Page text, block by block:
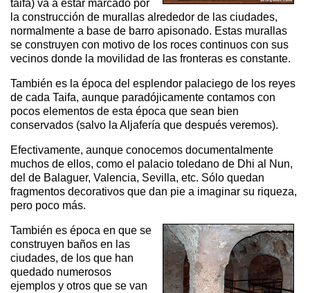
taifa) va a estar marcado por
la construcción de murallas alrededor de las ciudades,
normalmente a base de barro apisonado. Estas murallas
se construyen con motivo de los roces continuos con sus
vecinos donde la movilidad de las fronteras es constante.
También es la época del esplendor palaciego de los reyes
de cada Taifa, aunque paradójicamente contamos con
pocos elementos de esta época que sean bien
conservados (salvo la Aljafería que después veremos).
Efectivamente, aunque conocemos documentalmente
muchos de ellos, como el palacio toledano de Dhi al Nun,
del de Balaguer, Valencia, Sevilla, etc. Sólo quedan
fragmentos decorativos que dan pie a imaginar su riqueza,
pero poco más.
También es época en que se
construyen baños en las
ciudades, de los que han
quedado numerosos
ejemplos y otros que se van